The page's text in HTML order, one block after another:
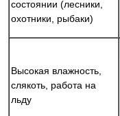
состоянии (лесники,
охотники, рыбаки)
Высокая влажность,
слякоть, работа на
льду